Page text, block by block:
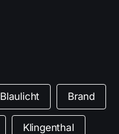
Blaulicht Brand
Klingenthal